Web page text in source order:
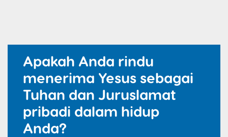
Apakah Anda rindu
menerima Yesus sebagai
Tuhan dan Juruslamat
pribadi dalam hidup
Anda?